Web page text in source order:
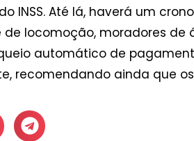
INSS. Até lá, haverá um
locomoção, moradores de
automático de
recomendando ainda que